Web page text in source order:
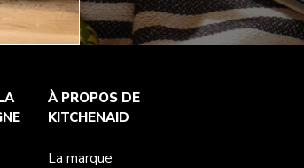
À PROPOS DE
KITCHENAID
La marque